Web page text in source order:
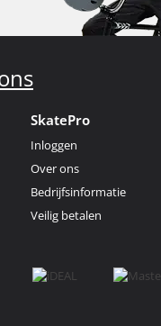
SkatePro
Inloggen
Over ons
Bedrijfsinformatie
Veilig betalen